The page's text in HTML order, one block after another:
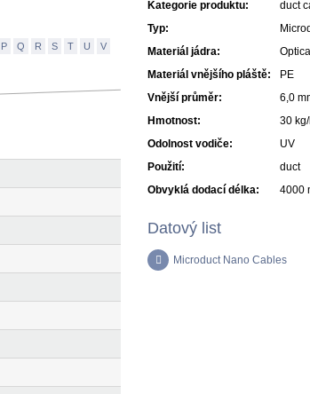
P Q R S T U
V
Kategorie produktu:
duct
Typ:
Materiál jádra:
Materiál vnějšího pláště:
PE
Vnější průměr:
6,0
Hmotnost:
30
Odolnost vodiče:
UV
Použití:
duct
Obvyklá dodací délka:
4000
Datový list
Microduct Nano Cables